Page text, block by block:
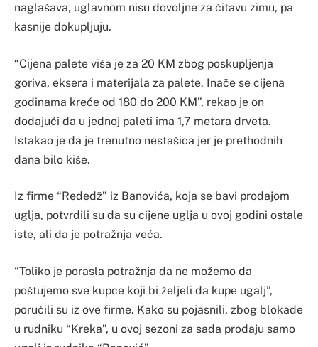
naglašava, uglavnom nisu dovoljne za čitavu zimu, pa
kasnije dokupljuju.
“Cijena palete viša je za 20 KM zbog poskupljenja
goriva, eksera i materijala za palete. Inače se cijena
godinama kreće od 180 do 200 KM”, rekao je on
dodajući da u jednoj paleti ima 1,7 metara drveta.
Istakao je da je trenutno nestašica jer je prethodnih
dana bilo kiše.
Iz firme “Rededž” iz Banovića, koja se bavi prodajom
uglja, potvrdili su da su cijene uglja u ovoj godini ostale
iste, ali da je potražnja veća.
“Toliko je porasla potražnja da ne možemo da
poštujemo sve kupce koji bi željeli da kupe ugalj”,
poručili su iz ove firme. Kako su pojasnili, zbog blokade
u rudniku “Kreka”, u ovoj sezoni za sada prodaju samo